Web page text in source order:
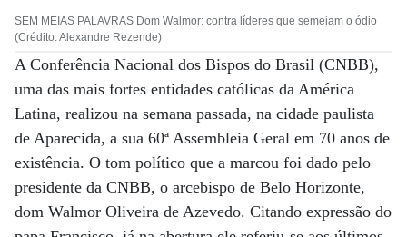
SEM MEIAS PALAVRAS Dom Walmor: contra líderes que semeiam o ódio
(Crédito: Alexandre Rezende)
A Conferência Nacional dos Bispos do Brasil (CNBB),
uma das mais fortes entidades católicas da América
Latina, realizou na semana passada, na cidade paulista
de Aparecida, a sua 60ª Assembleia Geral em 70 anos de
existência. O tom político que a marcou foi dado pelo
presidente da CNBB, o arcebispo de Belo Horizonte,
dom Walmor Oliveira de Azevedo. Citando expressão do